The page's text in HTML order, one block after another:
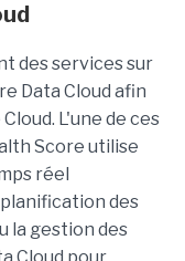
des services sur
Data Cloud afin
L'une de ces
Score utilise
réel
des
la gestion des